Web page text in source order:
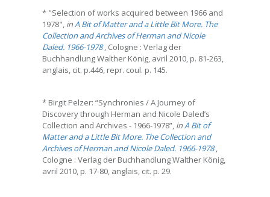
* "Selection of works acquired between 1966 and
1978", inA Bit of Matter and a Little Bit More. The
Collection and Archives of Herman and Nicole
Daled. 1966-1978, Cologne : Verlag der
Buchhandlung Walther König, avril 2010, p. 81-263,
anglais, cit. p.446, repr. coul. p. 145.
* Birgit Pelzer: “Synchronies / A Journey of
Discovery through Herman and Nicole Daled’s
Collection and Archives - 1966-1978”, inA Bit of
Matter and a Little Bit More. The Collection and
Archives of Herman and Nicole Daled. 1966-1978,
Cologne : Verlag der Buchhandlung Walther König,
avril 2010, p. 17-80, anglais, cit. p. 29.